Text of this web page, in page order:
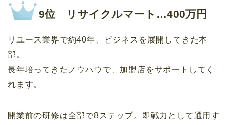
9位 リサイクルマート…400万円
リユース業界で約40年、ビジネスを展開してきた本
部。
長年培ってきたノウハウで、加盟店をサポートしてく
れます。
開業前の研修は全部で8ステップ。即戦力として通用す